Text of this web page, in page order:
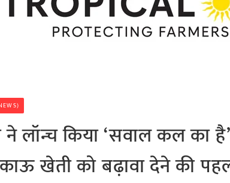
ने लॉन्च किया ‘सवाल कल
खेती को बढ़ावा देने की